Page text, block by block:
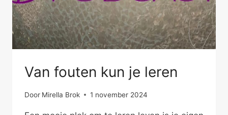
Van fouten kun je leren
Door Mirella Brok 1 november 2024